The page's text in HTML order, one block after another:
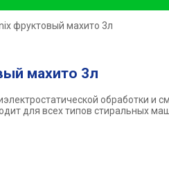
фруктовый махито 3л
махито 3л
обработки
для всех типов стиральных